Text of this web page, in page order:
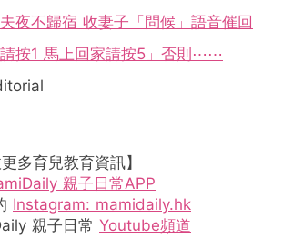
夫夜不歸宿 收妻子「問候」語音催回
按1 馬上回家請按5」否則⋯⋯
多育兒教育資訊】
親子日常APP
Instagram: mamidaily.hk
親子日常 Youtube頻道